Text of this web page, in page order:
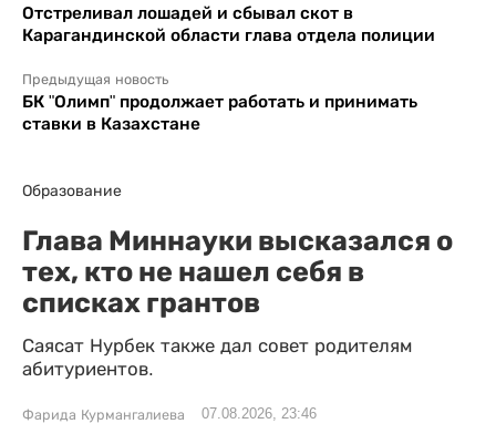
Отстреливал лошадей и сбывал скот в
Карагандинской области глава отдела полиции
Предыдущая новость
БК "Олимп" продолжает работать и принимать
ставки в Казахстане
Образование
Глава Миннауки высказался о
тех, кто не нашел себя в
списках грантов
Саясат Нурбек также дал совет родителям
абитуриентов.
Фарида Курмангалиева 07.08.2026, 23:46